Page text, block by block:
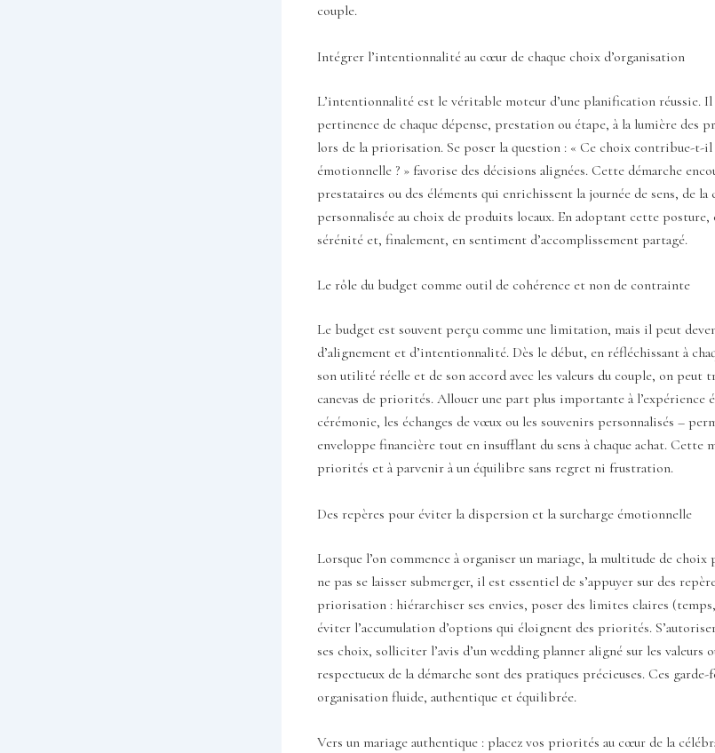
couple.
Intégrer l’intentionnalité au cœur de chaque choix d’organisation
L’intentionnalité est le véritable moteur d’une planification réussie. Il
pertinence de chaque dépense, prestation ou étape, à la lumière des
lors de la priorisation. Se poser la question : « Ce choix contribue-t-
émotionnelle ? » favorise des décisions alignées. Cette démarche
prestataires ou des éléments qui enrichissent la journée de sens, de
personnalisée au choix de produits locaux. En adoptant cette posture,
sérénité et, finalement, en sentiment d’accomplissement partagé.
Le rôle du budget comme outil de cohérence et non de contrainte
Le budget est souvent perçu comme une limitation, mais il peut
d’alignement et d’intentionnalité. Dès le début, en réfléchissant à
son utilité réelle et de son accord avec les valeurs du couple, on peut
canevas de priorités. Allouer une part plus importante à l’expérience
cérémonie, les échanges de vœux ou les souvenirs personnalisés –
enveloppe financière tout en insufflant du sens à chaque achat. Cette
priorités et à parvenir à un équilibre sans regret ni frustration.
Des repères pour éviter la dispersion et la surcharge émotionnelle
Lorsque l’on commence à organiser un mariage, la multitude de
ne pas se laisser submerger, il est essentiel de s’appuyer sur des
priorisation : hiérarchiser ses envies, poser des limites claires
éviter l’accumulation d’options qui éloignent des priorités.
ses choix, solliciter l’avis d’un wedding planner aligné sur les valeurs
respectueux de la démarche sont des pratiques précieuses. Ces
organisation fluide, authentique et équilibrée.
Vers un mariage authentique : placez vos priorités au cœur de la